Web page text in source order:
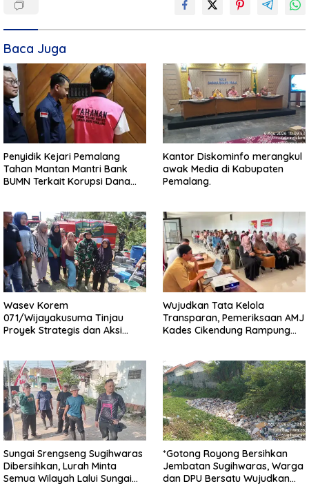
Baca Juga
Penyidik Kejari Pemalang
Tahan Mantan Mantri Bank
BUMN Terkait Korupsi Dana
Kantor Diskominfo merangkul
awak Media di Kabupaten
Pemalang.
Wasev Korem
071/Wijayakusuma Tinjau
Proyek Strategis dan Aksi
Wujudkan Tata Kelola
Transparan, Pemeriksaan AMJ
Kades Cikendung Rampung
Sungai Srengseng Sugihwaras
Dibersihkan, Lurah Minta
Semua Wilayah Lalui Sungai
*Gotong Royong Bersihkan
Jembatan Sugihwaras, Warga
dan DPU Bersatu Wujudkan